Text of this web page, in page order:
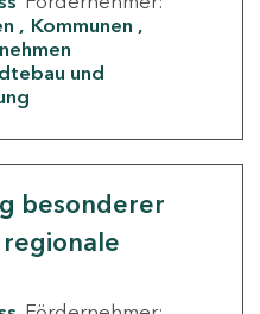
Kommunen
und
besonderer